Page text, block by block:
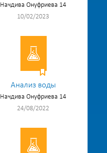
Начдива Онуфриева 14
10/02/2023
Анализ воды
Начдива Онуфриева 14
24/08/2022